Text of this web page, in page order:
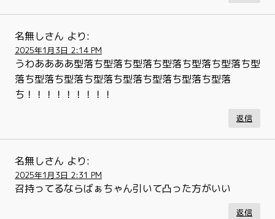
名無しさん より:
2025年1月3日 2:14 PM
うわああああ型落ち型落ち型落ち型落ち型落ち型落ち型
落ち型落ち型落ち型落ち型落ち型落ち型落ち型落
ち！！！！！！！！！
返信
名無しさん より:
2025年1月3日 2:31 PM
召持ってるならばぁちゃん引いて凸った方がいい
返信